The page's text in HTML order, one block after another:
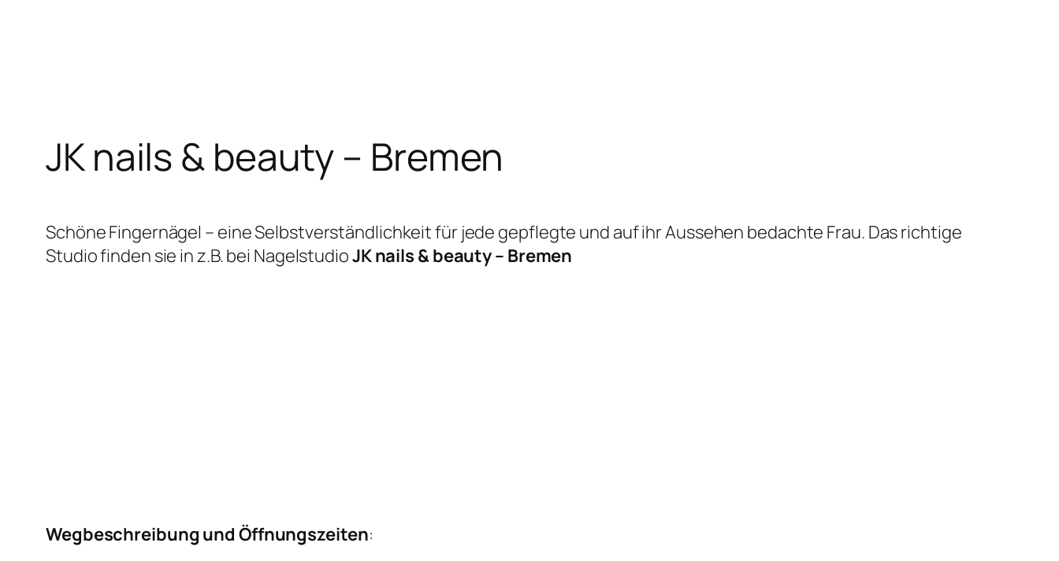
JK nails & beauty – Bremen
Schöne Fingernägel – eine Selbstverständlichkeit für jede gepflegte und auf ihr Aussehen bedachte Frau. Das richtige
Studio finden sie in z.B. bei NagelstudioJK nails & beauty – Bremen
Wegbeschreibung und Öffnungszeiten: